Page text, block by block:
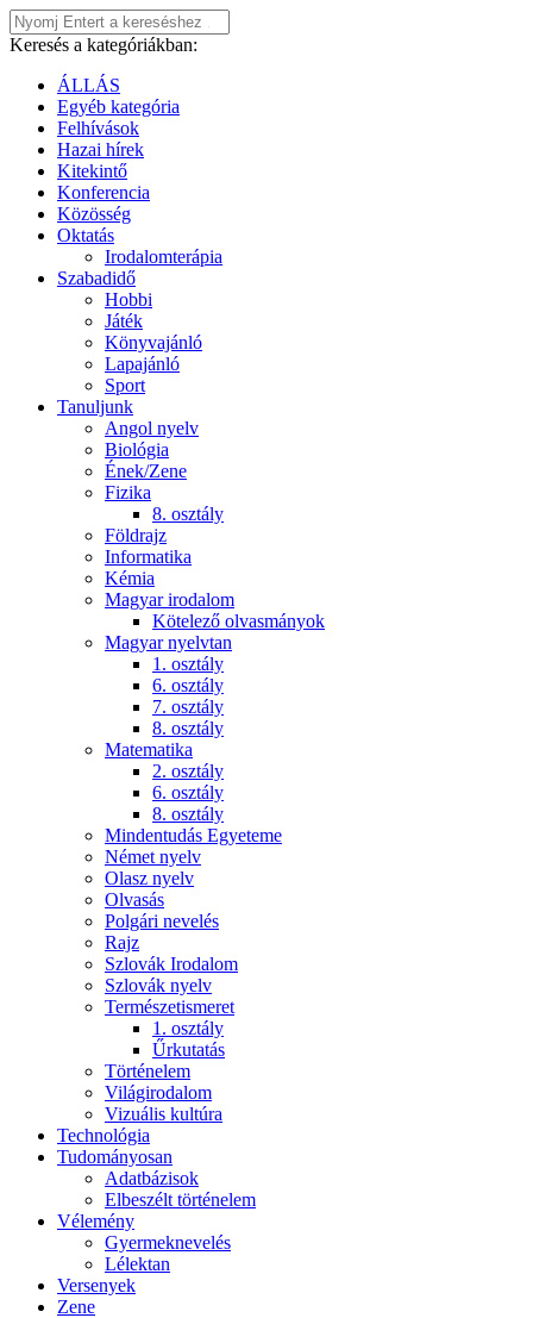
Keresés a kategóriákban:
ÁLLÁS
Egyéb kategória
Felhívások
Hazai hírek
Kitekintő
Konferencia
Közösség
Oktatás
Irodalomterápia
Szabadidő
Hobbi
Játék
Könyvajánló
Lapajánló
Sport
Tanuljunk
Angol nyelv
Biológia
Ének/Zene
Fizika
8. osztály
Földrajz
Informatika
Kémia
Magyar irodalom
Kötelező olvasmányok
Magyar nyelvtan
1. osztály
6. osztály
7. osztály
8. osztály
Matematika
2. osztály
6. osztály
8. osztály
Mindentudás Egyeteme
Német nyelv
Olasz nyelv
Olvasás
Polgári nevelés
Rajz
Szlovák Irodalom
Szlovák nyelv
Természetismeret
1. osztály
Űrkutatás
Történelem
Világirodalom
Vizuális kultúra
Technológia
Tudományosan
Adatbázisok
Elbeszélt történelem
Vélemény
Gyermeknevelés
Lélektan
Versenyek
Zene